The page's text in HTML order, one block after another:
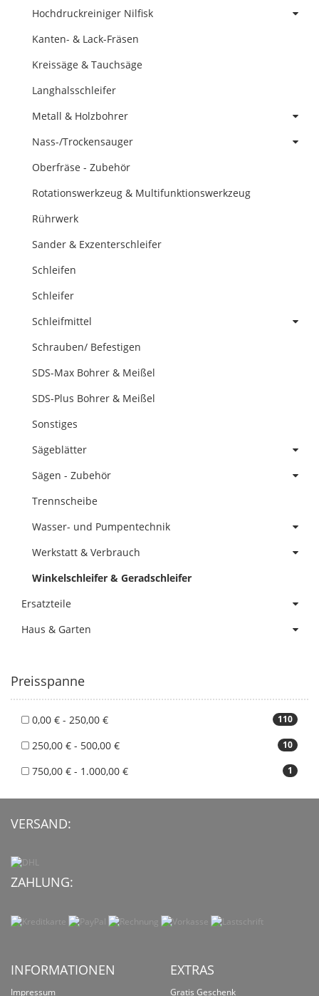
Hochdruckreiniger Nilfisk
Kanten- & Lack-Fräsen
Kreissäge & Tauchsäge
Langhalsschleifer
Metall & Holzbohrer
Nass-/Trockensauger
Oberfräse - Zubehör
Rotationswerkzeug & Multifunktionswerkzeug
Rührwerk
Sander & Exzenterschleifer
Schleifen
Schleifer
Schleifmittel
Schrauben/ Befestigen
SDS-Max Bohrer & Meißel
SDS-Plus Bohrer & Meißel
Sonstiges
Sägeblätter
Sägen - Zubehör
Trennscheibe
Wasser- und Pumpentechnik
Werkstatt & Verbrauch
Winkelschleifer & Geradschleifer
Ersatzteile
Haus & Garten
Preisspanne
110
0,00 € - 250,00 €
10
250,00 € - 500,00 €
1
750,00 € - 1.000,00 €
VERSAND:
ZAHLUNG:
INFORMATIONEN
Impressum
EXTRAS
Gratis Geschenk